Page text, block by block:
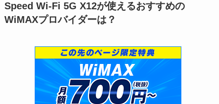
Speed Wi-Fi 5G X12が使えるおすすめの
WiMAXプロバイダーは？